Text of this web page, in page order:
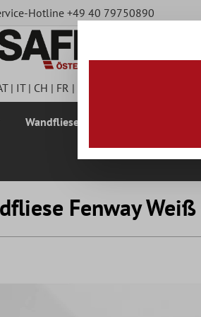
Hotline +49 40 79750890
| IT| CH | FR |
Wandfliesen
Fenway